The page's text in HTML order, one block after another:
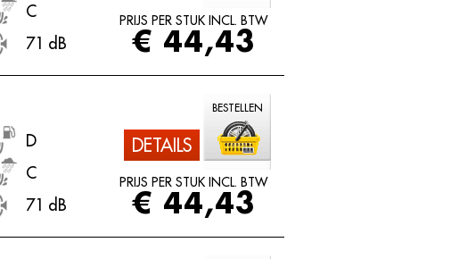
C
71 dB
PRIJS PER STUK INCL. BTW
€ 44,43
D
C
71 dB
DETAILS
BESTELLEN
PRIJS PER STUK INCL. BTW
€ 44,43